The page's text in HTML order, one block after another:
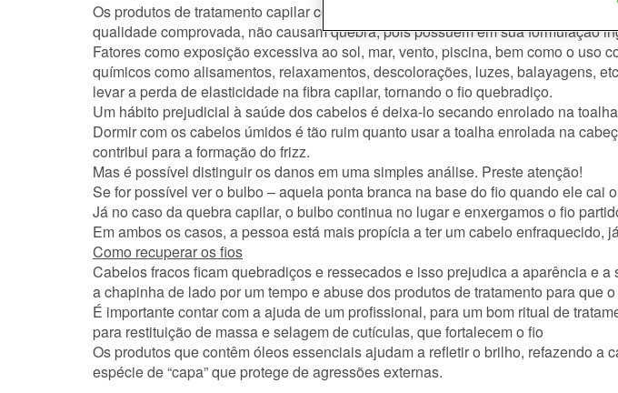
Os produtos de tratamento capilar como shampoo, condicionador, máscara,
qualidade comprovada, não causam quebra, pois possuem em sua formulação
Fatores como exposição excessiva ao sol, mar, vento, piscina, bem como o
químicos como alisamentos, relaxamentos, descolorações, luzes, balayagens,
levar a perda de elasticidade na fibra capilar, tornando o fio quebradiço.
Um hábito prejudicial à saúde dos cabelos é deixa-lo secando enrolado na
Dormir com os cabelos úmidos é tão ruim quanto usar a toalha enrolada na
contribui para a formação do frizz.
Mas é possível distinguir osdanosem uma simples análise. Preste atenção!
Se for possível ver o bulbo – aquela ponta branca na base do fio quando ele cai
Já no caso daquebracapilar, o bulbo continua no lugar e enxergamos o fio
Em ambos os casos, a pessoa está mais propícia a ter um cabelo enfraquecido,
Como recuperar os fios
Cabelos fracos ficamquebradiçose ressecadose isso prejudica a aparência e a
a chapinha de lado por um tempo e abuse dos produtos de tratamento para que
É importante contar com a ajuda de um profissional, para um bom ritual de
para restituição de massa e selagem de cutículas, que fortalecem o fio
Os produtos que contêmóleos essenciaisajudam a refletir o brilho, refazendo a
espécie de “capa” que protege de agressões externas.